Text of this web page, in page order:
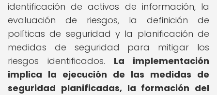
identificación de activos de información, la
evaluación de riesgos, la definición de
políticas de seguridad y la planificación de
medidas de seguridad para mitigar los
riesgos identificados. La implementación
implica la ejecución de las medidas de
seguridad planificadas, la formación del